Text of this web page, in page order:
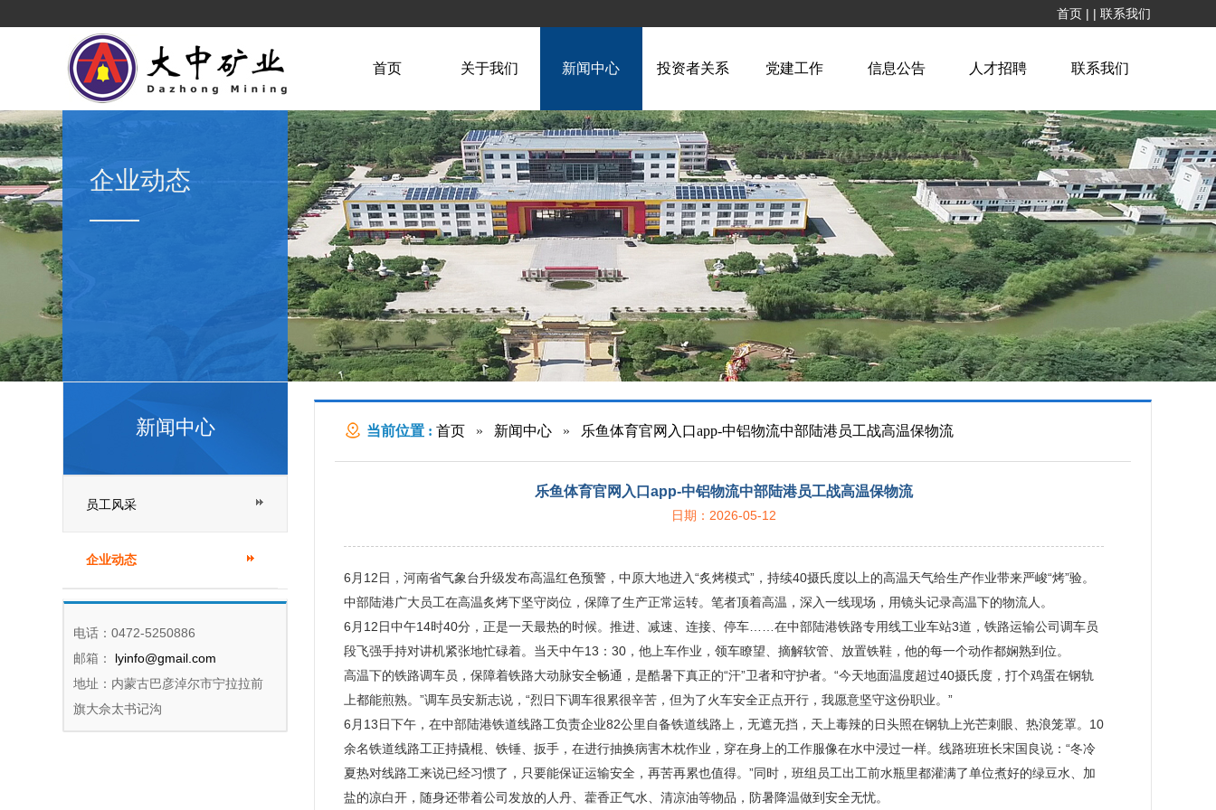
首页 | | 联系我们
首页 关于我们 新闻中心 投资者关系 党建工作 信息公告 人才招聘 联系我们
企业动态
新闻中心
员工风采
企业动态
电话：0472-5250886
邮箱：
lyinfo@gmail.com
地址：内蒙古巴彦淖尔市宁拉拉前
旗大佘太书记沟
当前位置 : 首页» 新闻中心» 乐鱼体育官网入口app-中铝物流中部陆港员工战高温保物流
乐鱼体育官网入口app-中铝物流中部陆港员工战高温保物流
日期：2026-05-12
6月12日，河南省气象台升级发布高温红色预警，中原大地进入“炙烤模式”，持续40摄氏度以上的高温天气给生产作业带来严峻“烤”验。
中部陆港广大员工在高温炙烤下坚守岗位，保障了生产正常运转。笔者顶着高温，深入一线现场，用镜头记录高温下的物流人。
6月12日中午14时40分，正是一天最热的时候。推进、减速、连接、停车……在中部陆港铁路专用线工业车站3道，铁路运输公司调车员
段飞强手持对讲机紧张地忙碌着。当天中午13：30，他上车作业，领车瞭望、摘解软管、放置铁鞋，他的每一个动作都娴熟到位。
高温下的铁路调车员，保障着铁路大动脉安全畅通，是酷暑下真正的“汗”卫者和守护者。“今天地面温度超过40摄氏度，打个鸡蛋在钢轨
上都能煎熟。”调车员安新志说，“烈日下调车很累很辛苦，但为了火车安全正点开行，我愿意坚守这份职业。”
6月13日下午，在中部陆港铁道线路工负责企业82公里自备铁道线路上，无遮无挡，天上毒辣的日头照在钢轨上光芒刺眼、热浪笼罩。10
余名铁道线路工正持撬棍、铁锤、扳手，在进行抽换病害木枕作业，穿在身上的工作服像在水中浸过一样。线路班班长宋国良说：“冬冷
夏热对线路工来说已经习惯了，只要能保证运输安全，再苦再累也值得。”同时，班组员工出工前水瓶里都灌满了单位煮好的绿豆水、加
盐的凉白开，随身还带着公司发放的人丹、藿香正气水、清凉油等物品，防暑降温做到安全无忧。